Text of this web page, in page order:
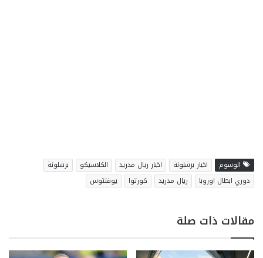
الوسوم اخبار برشلونة اخبار ريال مدريد الكلاسيكو
برشلونة
دوري ابطال اوروبا
ريال مدريد كورتوا يوفنتوس
مقالات ذات صلة